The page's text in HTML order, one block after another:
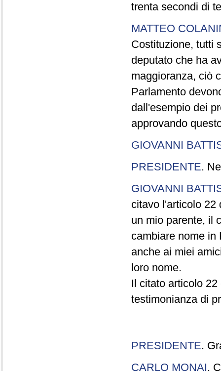
trenta secondi di
MATTEO
Costituzione, tutti
deputato che ha
maggioranza, ciò
Parlamento
dall'esempio dei
approvando
GIOVANNI
PRESIDENTE.
GIOVANNI
citavo l'articolo 22
un mio parente, il
cambiare nome in
anche ai miei
loro nome.
Il citato articolo
testimonianza di
PRESIDENTE.
CARLO MONAI.